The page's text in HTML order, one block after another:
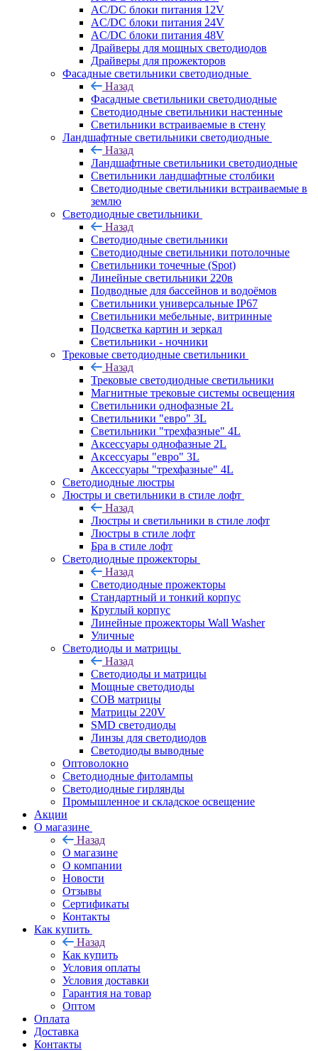
AC/DC блоки питания 12V
AC/DC блоки питания 24V
AC/DC блоки питания 48V
Драйверы для мощных светодиодов
Драйверы для прожекторов
Фасадные светильники светодиодные
Назад
Фасадные светильники светодиодные
Светодиодные светильники настенные
Светильники встраиваемые в стену
Ландшафтные светильники светодиодные
Назад
Ландшафтные светильники светодиодные
Светильники ландшафтные столбики
Светодиодные светильники встраиваемые в
землю
Светодиодные светильники
Назад
Светодиодные светильники
Светодиодные светильники потолочные
Светильники точечные (Spot)
Линейные светильники 220в
Подводные для бассейнов и водоёмов
Светильники универсальные IP67
Светильники мебельные, витринные
Подсветка картин и зеркал
Светильники - ночники
Трековые светодиодные светильники
Назад
Трековые светодиодные светильники
Магнитные трековые системы освещения
Светильники однофазные 2L
Светильники "евро" 3L
Светильники "трехфазные" 4L
Аксессуары однофазные 2L
Аксессуары "евро" 3L
Аксессуары "трехфазные" 4L
Светодиодные люстры
Люстры и светильники в стиле лофт
Назад
Люстры и светильники в стиле лофт
Люстры в стиле лофт
Бра в стиле лофт
Светодиодные прожекторы
Назад
Светодиодные прожекторы
Стандартный и тонкий корпус
Круглый корпус
Линейные прожекторы Wall Washer
Уличные
Светодиоды и матрицы
Назад
Светодиоды и матрицы
Мощные светодиоды
COB матрицы
Матрицы 220V
SMD светодиоды
Линзы для светодиодов
Светодиоды выводные
Оптоволокно
Светодиодные фитолампы
Светодиодные гирлянды
Промышленное и складское освещение
Акции
О магазине
Назад
О магазине
О компании
Новости
Отзывы
Сертификаты
Контакты
Как купить
Назад
Как купить
Условия оплаты
Условия доставки
Гарантия на товар
Оптом
Оплата
Доставка
Контакты